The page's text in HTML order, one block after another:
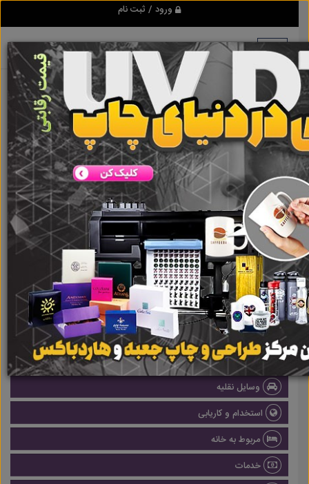
ورود / ثبت نام
هیچ آگهی در این گروه ثبت نشده
است
گروه ها
املاک
صنعتی
پزشکی و سلامت
وسایل نقلیه
استخدام و کاریابی
مربوط به خانه
خدمات